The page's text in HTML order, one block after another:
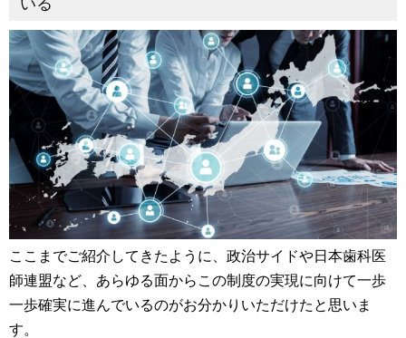
いる
ここまでご紹介してきたように、政治サイドや日本歯科医
師連盟など、あらゆる面からこの制度の実現に向けて一歩
一歩確実に進んでいるのがお分かりいただけたと思いま
す。